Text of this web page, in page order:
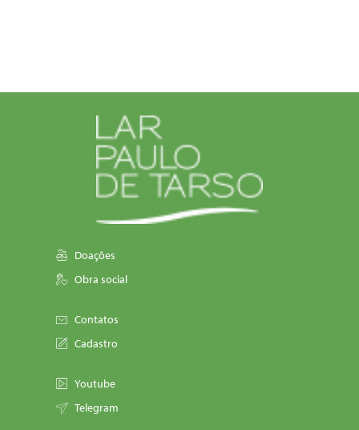
Doações
Obra social
Contatos
Cadastro
Youtube
Telegram